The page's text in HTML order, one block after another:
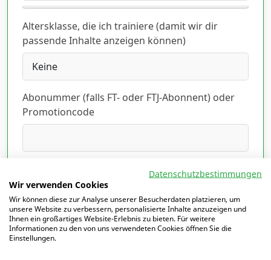
Altersklasse, die ich trainiere (damit wir dir
passende Inhalte anzeigen können)
Abonummer (falls FT- oder FTJ-Abonnent) oder
Promotioncode
Ich habe die Datenschutzerklärung gelesen
und akzeptiert.Hier lesen
Datenschutzbestimmungen
Wir verwenden Cookies
Wir können diese zur Analyse unserer Besucherdaten platzieren, um
unsere Website zu verbessern, personalisierte Inhalte anzuzeigen und
Ihnen ein großartiges Website-Erlebnis zu bieten. Für weitere
Informationen zu den von uns verwendeten Cookies öffnen Sie die
Einstellungen.